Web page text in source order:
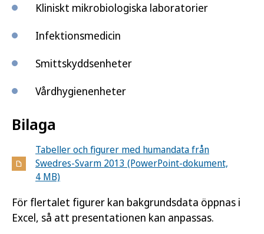
Kliniskt mikrobiologiska laboratorier
Infektionsmedicin
Smittskyddsenheter
Vårdhygienenheter
Bilaga
Tabeller och figurer med humandata från
Swedres-Svarm 2013 (PowerPoint-dokument,
4 MB)
För flertalet figurer kan bakgrundsdata öppnas i
Excel, så att presentationen kan anpassas.